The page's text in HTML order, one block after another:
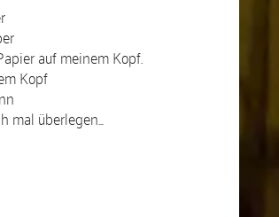
auf meinem Kopf.
Kopf
mal überlegen…